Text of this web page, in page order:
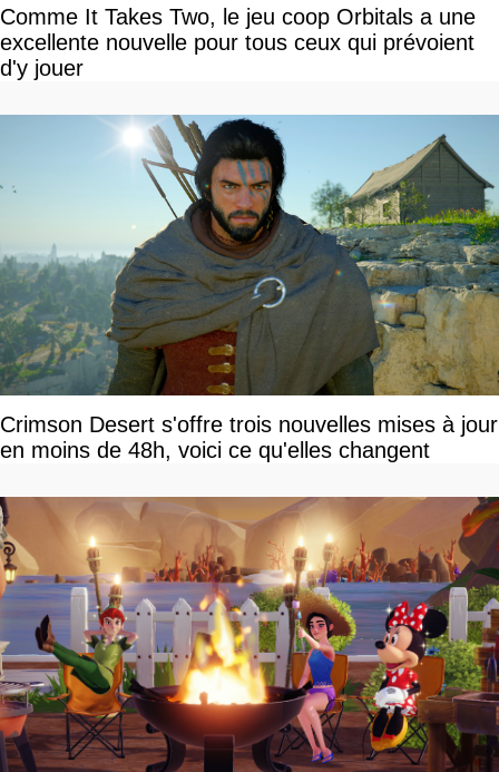
Comme It Takes Two, le jeu coop Orbitals a une
excellente nouvelle pour tous ceux qui prévoient
d'y jouer
Crimson Desert s'offre trois nouvelles mises à jour
en moins de 48h, voici ce qu'elles changent